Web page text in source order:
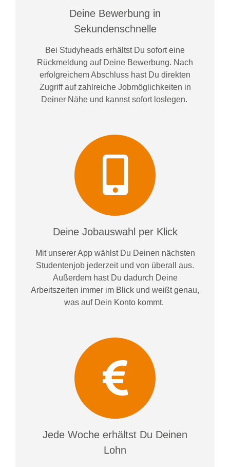
Deine Bewerbung in
Sekundenschnelle
Bei Studyheads erhältst Du sofort eine
Rückmeldung auf Deine Bewerbung. Nach
erfolgreichem Abschluss hast Du direkten
Zugriff auf zahlreiche Jobmöglichkeiten in
Deiner Nähe und kannst sofort loslegen.
Deine Jobauswahl per Klick
Mit unserer App wählst Du Deinen nächsten
Studentenjob jederzeit und von überall aus.
Außerdem hast Du dadurch Deine
Arbeitszeiten immer im Blick und weißtgenau,
was auf Dein Konto kommt.
Jede Woche erhältst Du Deinen
Lohn